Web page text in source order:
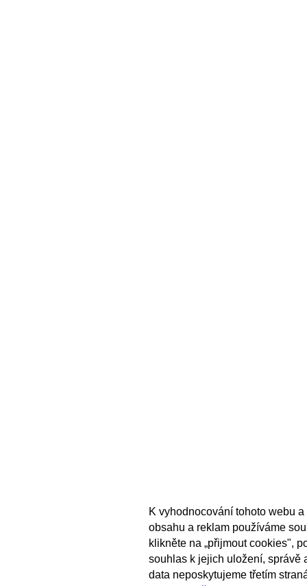
K vyhodnocování tohoto webu
obsahu a reklam používáme
klikněte na „přijmout cookies",
souhlas k jejich uložení, správě
data neposkytujeme třetím